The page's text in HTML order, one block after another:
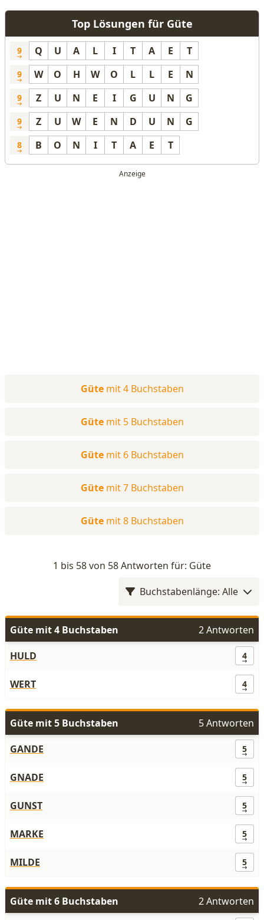
Top Lösungen für Güte
9 Q U A L I T A E T
9 W O H W O L L E N
9 Z U N E I G U N G
9 Z U W E N D U N G
8 B O N I T A E T
Güte mit 4 Buchstaben
Güte mit 5 Buchstaben
Güte mit 6 Buchstaben
Güte mit 7 Buchstaben
Güte mit 8 Buchstaben
1 bis 58 von 58 Antworten für: Güte
Buchstabenlänge: Alle
Güte mit 4 Buchstaben
2 Antworten
HULD
4
WERT 4
Güte mit 5 Buchstaben
5 Antworten
GANDE
5
GNADE 5
GUNST 5
MARKE 5
MILDE 5
Güte mit 6 Buchstaben
2 Antworten